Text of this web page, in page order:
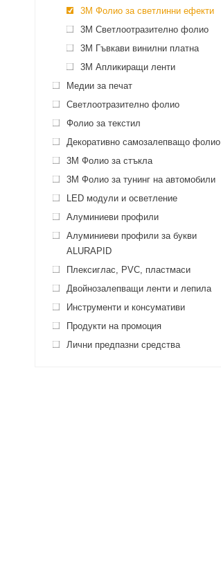
3M Фолио за светлинни ефекти
3M Светлоотразително фолио
3M Гъвкави винилни платна
3M Апликиращи ленти
Медии за печат
Светлоотразително фолио
Фолио за текстил
Декоративно самозалепващо фолио
3M Фолио за стъкла
3M Фолио за тунинг на автомобили
LED модули и осветление
Алуминиеви профили
Алуминиеви профили за букви
ALURAPID
Плексиглас, PVC, пластмаси
Двойнозалепващи ленти и лепила
Инструменти и консумативи
Продукти на промоция
Лични предпазни средства